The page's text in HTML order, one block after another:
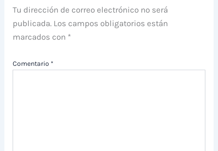
Tu dirección de correo electrónico no será
publicada. Los campos obligatorios están
marcados con *
Comentario *